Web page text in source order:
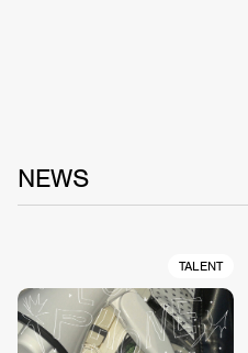
NEWS
TALENT